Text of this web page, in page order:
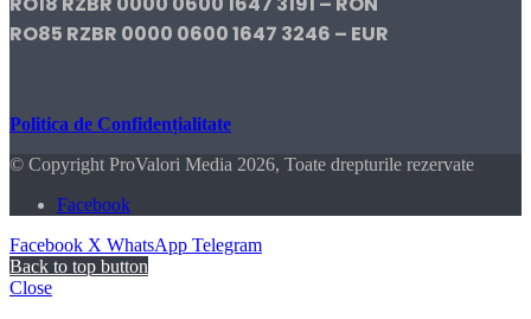
RO85 RZBR 0000 0600 1647 3246 – EUR
Politica de Confidențialitate
© Copyright ProValori Media 2026, Toate drepturile rezervate
Facebook
Facebook X WhatsApp Telegram
Back to top button
Close